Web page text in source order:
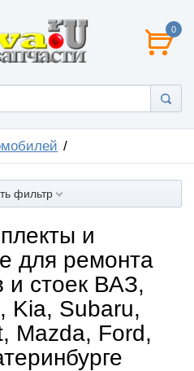
0
фильтр
и
для ремонта
и стоек ВАЗ,
Kia, Subaru,
Mazda, Ford,